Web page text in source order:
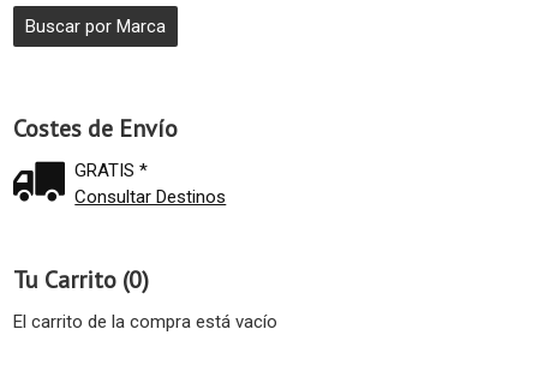
Costes de Envío
GRATIS *
Consultar Destinos
Tu Carrito (0)
El carrito de la compra está vacío